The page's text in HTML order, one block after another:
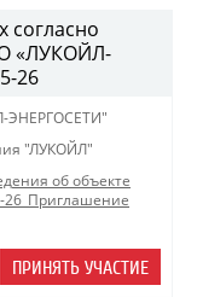
согласно
«ЛУКОЙЛ-
26
ЭНЕРГОСЕТИ"
"ЛУКОЙЛ"
об объекте
26_Приглашение
ПРИНЯТЬ УЧАСТИЕ